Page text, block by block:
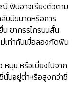
ฟันอาจเรียงตัวตาม
บมีขนาดหรือการ
น ขากรรไกรบนสั้น
เท่ากันเมื่อลองกัดฟัน
มุน หรือเบี่ยงไปจาก
นั้นอยู่ต่ำหรือสูงกว่าซี่